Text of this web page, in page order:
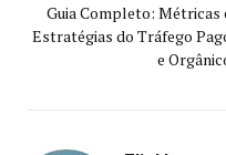
Guia Completo: Métricas
Estratégias do Tráfego
e